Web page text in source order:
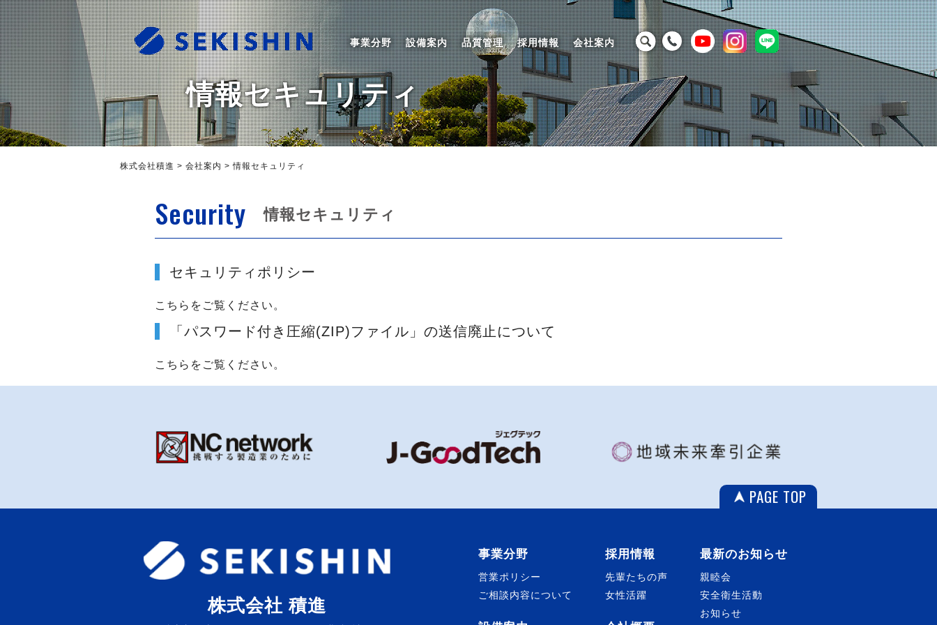
事業分野
営業ポリシー
ご相談内容について
設備案内
設備一覧
品質管理
積進クオリティ
環境保全
採用情報
先輩たちの声
女性活躍
会社案内
アクセス
カレンダー
事業継続計画
最新のお知らせ
情報セキュリティ
株式会社積進 > 会社案内 >情報セキュリティ
Security 情報セキュリティ
セキュリティポリシー
こちら をご覧ください。
「パスワード付き圧縮(ZIP)ファイル」の送信廃止について
こちら をご覧ください。
PAGE TOP
株式会社 積進
事業分野
営業ポリシー
ご相談内容について
採用情報
先輩たちの声
女性活躍
最新のお知らせ
親睦会
安全衛生活動
お知らせ